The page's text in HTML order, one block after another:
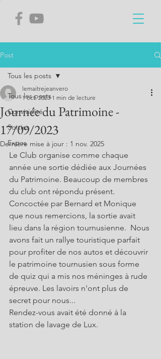
Post
Tous les posts
Convivialité
Sorties
Expos
Tous les posts
Journée du Patrimoine -
17/09/2023
lemaitrejeanvero
1 oct. 2023 1 min de lecture
Dernière mise à jour : 1 nov. 2025
Le Club organise comme chaque
année une sortie dédiée aux Journées
du Patrimoine. Beaucoup de membres
du club ont répondu présent.
Concoctée par Bernard et Monique
que nous remercions, la sortie avait
lieu dans la région tournusienne.  Nous
avons fait un rallye touristique parfait
pour profiter de nos autos et découvrir
le patrimoine tournusien sous forme
de quiz qui a mis nos méninges à rude
épreuve. Les lavoirs n'ont plus de
secret pour nous...
Rendez-vous avait été donné à la
station de lavage de Lux.